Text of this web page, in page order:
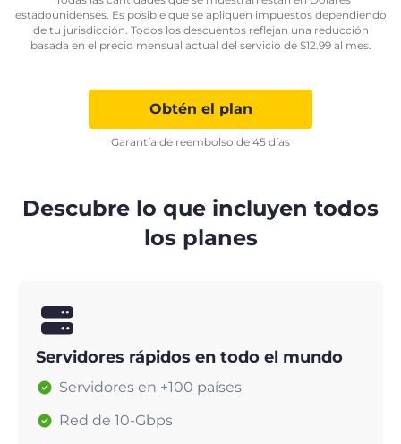
estadounidenses. Es posible que se apliquen impuestos dependiendo
de tu jurisdicción. Todos los descuentos reflejan una reducción
basada en el precio mensual actual del servicio de $12.99al mes.
Obtén el plan
Garantía de reembolso de 45 días
Descubre lo que incluyen todos
los planes
Servidores rápidos en todo el mundo
Servidores en +100 países
Red de 10-Gbps